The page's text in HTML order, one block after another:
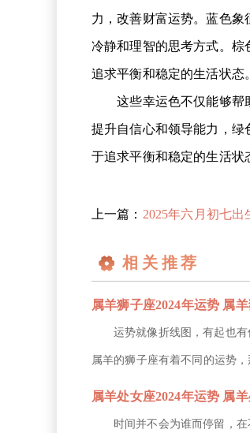
力，改善财富运势。蓝色
冷静和理智的思考方式。棕
追求平衡和稳定的生活状态。
这些幸运色不仅能够帮
提升自信心和领导能力，
于追求平衡和稳定的生活状
上一篇： 2025年六月初七出生
相关推荐
运势就像折线图，有起也
属羊的狮子座有着不同的运势
2024年运势如何呢?属羊的狮子
运势极佳，虽然无法大富大贵
时间并不会为谁而停留，